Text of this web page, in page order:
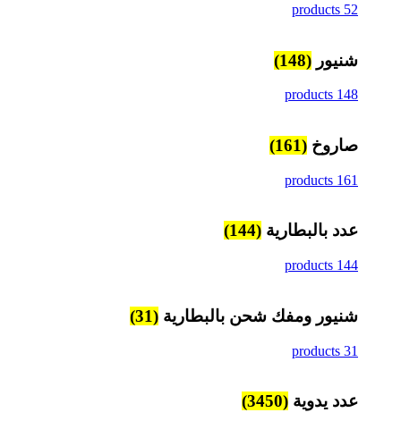
52 products
شنيور (148)
148 products
صاروخ (161)
161 products
عدد بالبطارية (144)
144 products
شنيور ومفك شحن بالبطارية (31)
31 products
عدد يدوية (3450)